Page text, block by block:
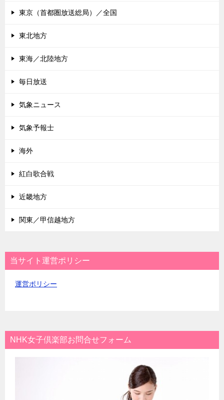
東京（首都圏放送総局）／全国
東北地方
東海／北陸地方
毎日放送
気象ニュース
気象予報士
海外
紅白歌合戦
近畿地方
関東／甲信越地方
当サイト運営ポリシー
運営ポリシー
NHK女子倶楽部お問合せフォーム